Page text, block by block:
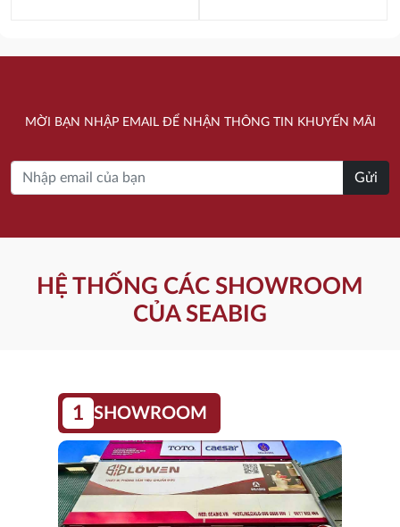
1.103.000 ₫.
6.620.000 ₫.
MỜI BẠN NHẬP EMAIL ĐỂ NHẬN THÔNG TIN KHUYẾN MÃI
Gửi
HỆ THỐNG CÁC SHOWROOM
CỦA SEABIG
1 SHOWROOM